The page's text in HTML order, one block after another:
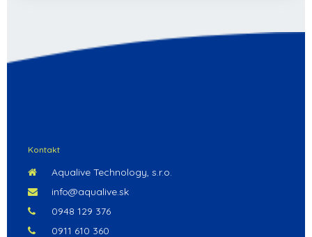
Kontakt
Aqualive Technology, s.r.o.
info@aqualive.sk
0948 129 376
0911 610 360
Produkt bol pridaný
Objednávka sa